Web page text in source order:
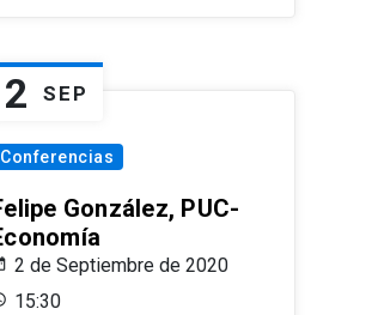
2 SEP
Conferencias
González, PUC-
2 de Septiembre de 2020
15:30